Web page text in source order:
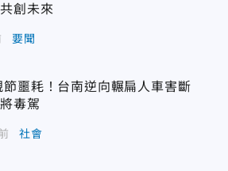
創未來
要聞
節噩耗！台南逆向輾扁人車害斷
毒駕
社會